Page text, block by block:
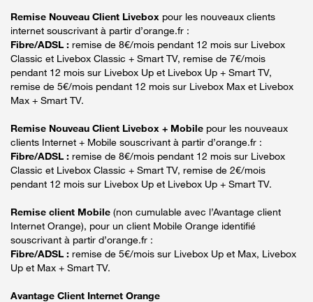
Remise Nouveau Client Livebox pour les nouveaux clients
internet souscrivant à partir d’orange.fr :
Fibre/ADSL : remise de 8€/mois pendant 12 mois sur Livebox
Classic et Livebox Classic + Smart TV, remise de 7€/mois
pendant 12 mois sur Livebox Up et Livebox Up + Smart TV,
remise de 5€/mois pendant 12 mois sur Livebox Max et Livebox
Max + Smart TV.
Remise Nouveau Client Livebox + Mobile pour les nouveaux
clients Internet + Mobile souscrivant à partir d’orange.fr :
Fibre/ADSL : remise de 8€/mois pendant 12 mois sur Livebox
Classic et Livebox Classic + Smart TV, remise de 2€/mois
pendant 12 mois sur Livebox Up et Livebox Up + Smart TV.
Remise client Mobile (non cumulable avec l’Avantage client
Internet Orange), pour un client Mobile Orange identifié
souscrivant à partir d’orange.fr :
Fibre/ADSL : remise de 5€/mois sur Livebox Up et Max, Livebox
Up et Max + Smart TV.
Avantage Client Internet Orange